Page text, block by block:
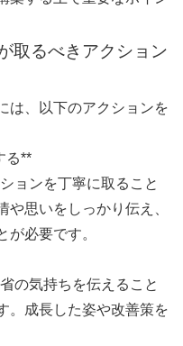
取るべきアクション
は、以下のアクションを
る**
ョンを丁寧に取ること
思いをしっかり伝え、
が必要です。
の気持ちを伝えること
。成長した姿や改善策を